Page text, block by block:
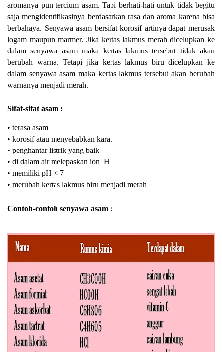
aromanya pun tercium asam. Tapi berhati-hati untuk tidak begitu
saja mengidentifikasinya berdasarkan rasa dan aroma karena bisa
berbahaya. Senyawa asam bersifat korosif artinya dapat merusak
logam maupun marmer. Jika kertas lakmus merah dicelupkan ke
dalam senyawa asam maka kertas lakmus tersebut tidak akan
berubah warna. Tetapi jika kertas lakmus biru dicelupkan ke
dalam senyawa asam maka kertas lakmus tersebut akan berubah
warnanya menjadi merah.
Sifat-sifat asam :
• terasa asam
• korosif atau menyebabkan karat
• penghantar listrik yang baik
• di dalam air melepaskan ion H+
• memiliki pH < 7
• merubah kertas lakmus biru menjadi merah
Contoh-contoh senyawa asam :